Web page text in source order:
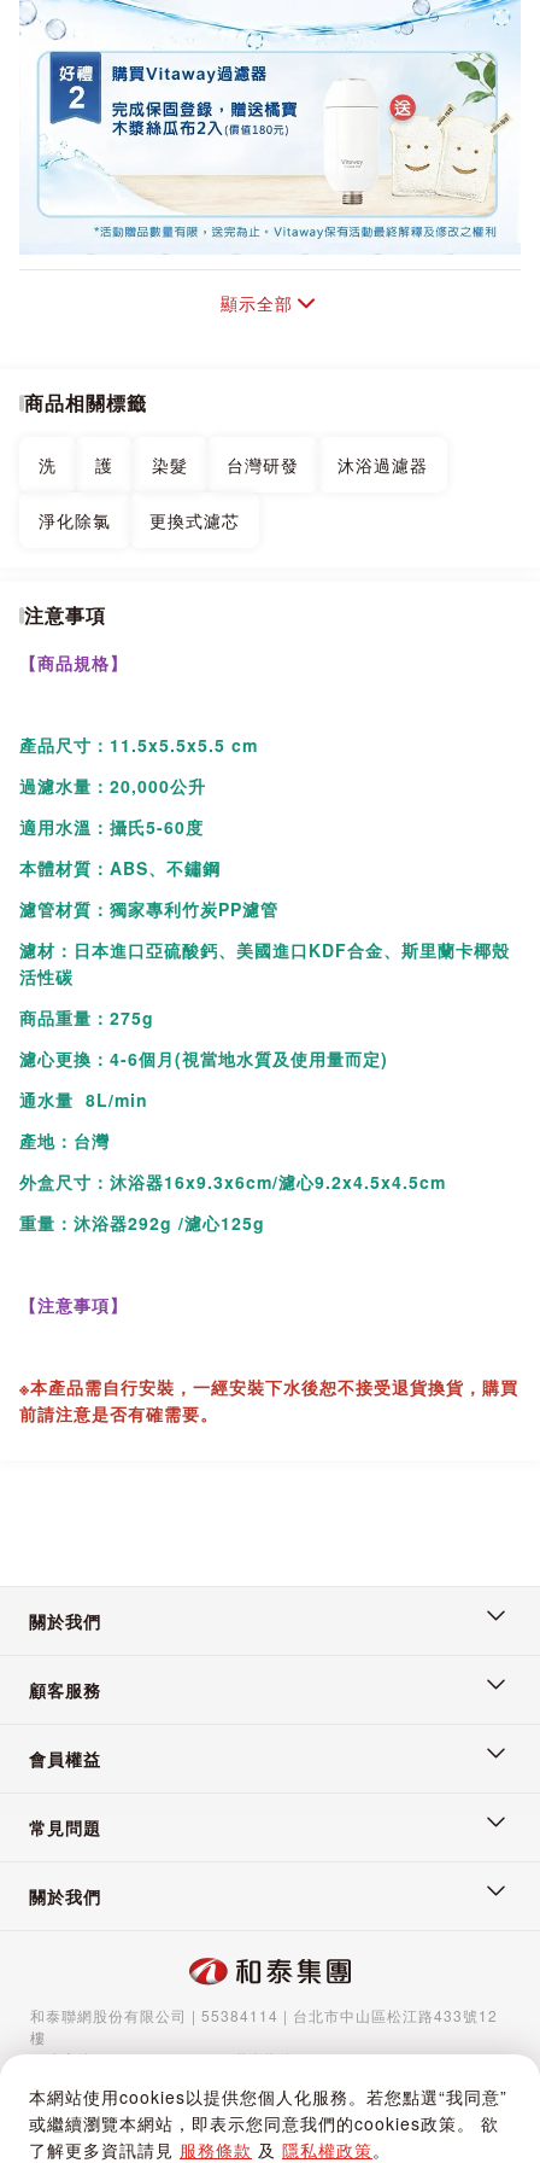
本網站使用cookies以提供您個人化服務。若您點選“我同意”
或繼續瀏覽本網站，即表示您同意我們的cookies政策。 欲
了解更多資訊請見 服務條款 及 隱私權政策。
●SGS檢測餘氯去除率超過99%
●專利遠紅外線加負離子雙效淨化
●在家輕鬆享受森林Spa
●台灣研發製造
前請注意是否有確需要。
【商品特色】
適用於市面上99%以上的龍頭或是蓮蓬頭。
●濾芯多久需要更換一次?
約4-6個月更換一次(視使用量而定)。
Vitaway森林Spa沐浴過濾器採用低壓阻設計，幾乎不會對您
顯示全部
商品相關標籤
洗 護 染髮 台灣研發 沐浴過濾器
淨化除氯 更換式濾芯
注意事項
【商品規格】
產品尺寸：11.5x5.5x5.5 cm
過濾水量：20,000公升
適用水溫：攝氏5-60度
本體材質：ABS、不鏽鋼
濾管材質：獨家專利竹炭PP濾管
濾材：日本進口亞硫酸鈣、美國進口KDF合金、斯里蘭卡椰殼
活性碳
商品重量：275g
濾心更換：4-6個月(視當地水質及使用量而定)
通水量 8L/min
產地：台灣
外盒尺寸：沐浴器16x9.3x6cm/濾心9.2x4.5x4.5cm
重量：沐浴器292g /濾心125g
【注意事項】
※本產品需自行安裝，一經安裝下水後恕不接受退貨換貨，購買
前請注意是否有確需要。
關於我們
顧客服務
會員權益
常見問題
關於我們
和泰聯網股份有限公司 | 55384114 | 台北市中山區松江路433號12
樓
服務專線：02-5570-1788| 聯絡信箱：gocs@hotaigo.com.tw| 服
Copyright © 2024 Hotai Connected Co.,Ltd | Powered by Hotai
Motor Corporation